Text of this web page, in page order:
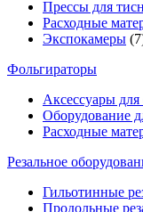
Прессы для
Расходные
Экспокамеры
Фольгираторы
Аксессуары
Оборудование
Расходные
Резальное
Гильотинные
Продольные